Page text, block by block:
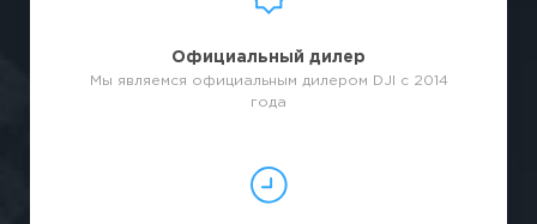
Официальный дилер
Мы являемся официальным дилером DJI с 2014
года